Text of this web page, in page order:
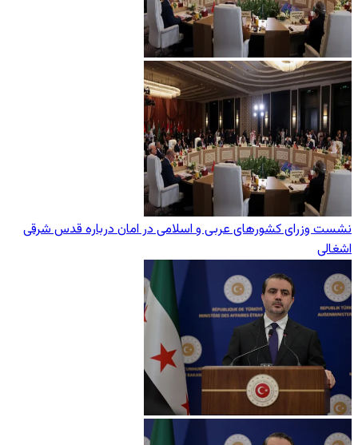
نشست وزرای کشورهای عربی و اسلامی در امان درباره قدس شرقی
اشغالی